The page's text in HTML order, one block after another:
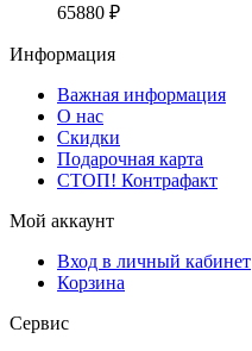
65880 ₽
Информация
Важная информация
О нас
Скидки
Подарочная карта
СТОП! Контрафакт
Мой аккаунт
Вход в личный кабинет
Корзина
Сервис